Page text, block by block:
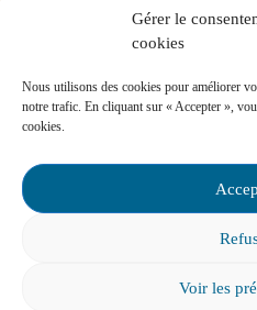
Gérer le
cookies
Nous utilisons des cookies pour améliorer
notre trafic. En cliquant sur « Accepter »,
cookies.
Voir les
Mon enfant a des